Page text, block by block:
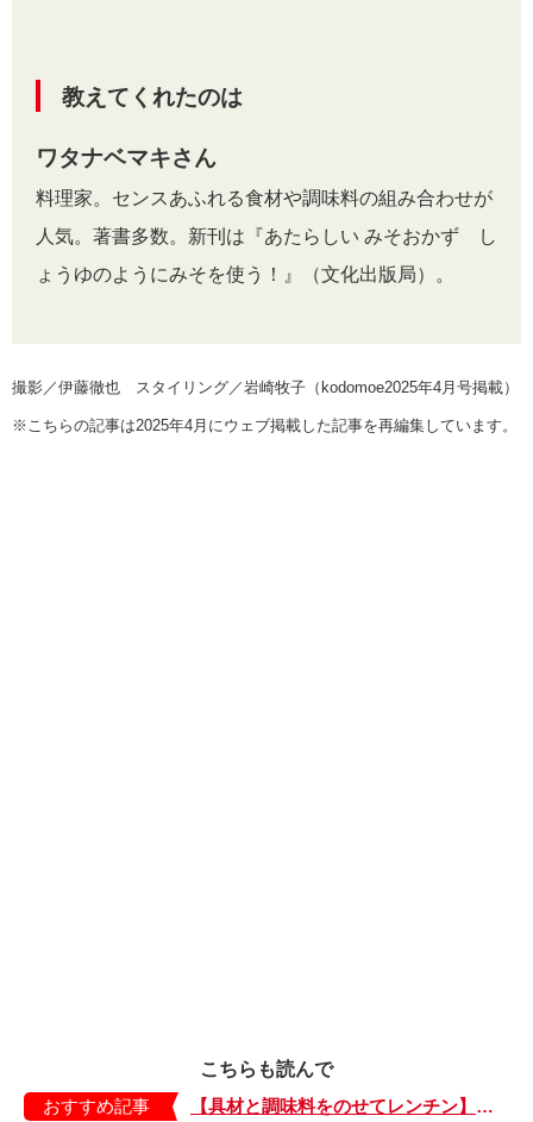
教えてくれたのは
ワタナベマキさん
料理家。センスあふれる食材や調味料の組み合わせが
人気。著書多数。新刊は『あたらしい みそおかず し
ょうゆのようにみそを使う！』（文化出版局）。
撮影／伊藤徹也 スタイリング／岩崎牧子（kodomoe2025年4月号掲載）
※こちらの記事は2025年4月にウェブ掲載した記事を再編集しています。
こちらも読んで
おすすめ記事
【具材と調味料をのせてレンチン】ケチャップ×バターの王道味！「うどんナポリタン」のできあがり♪